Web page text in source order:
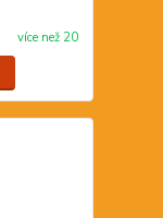
více než 20